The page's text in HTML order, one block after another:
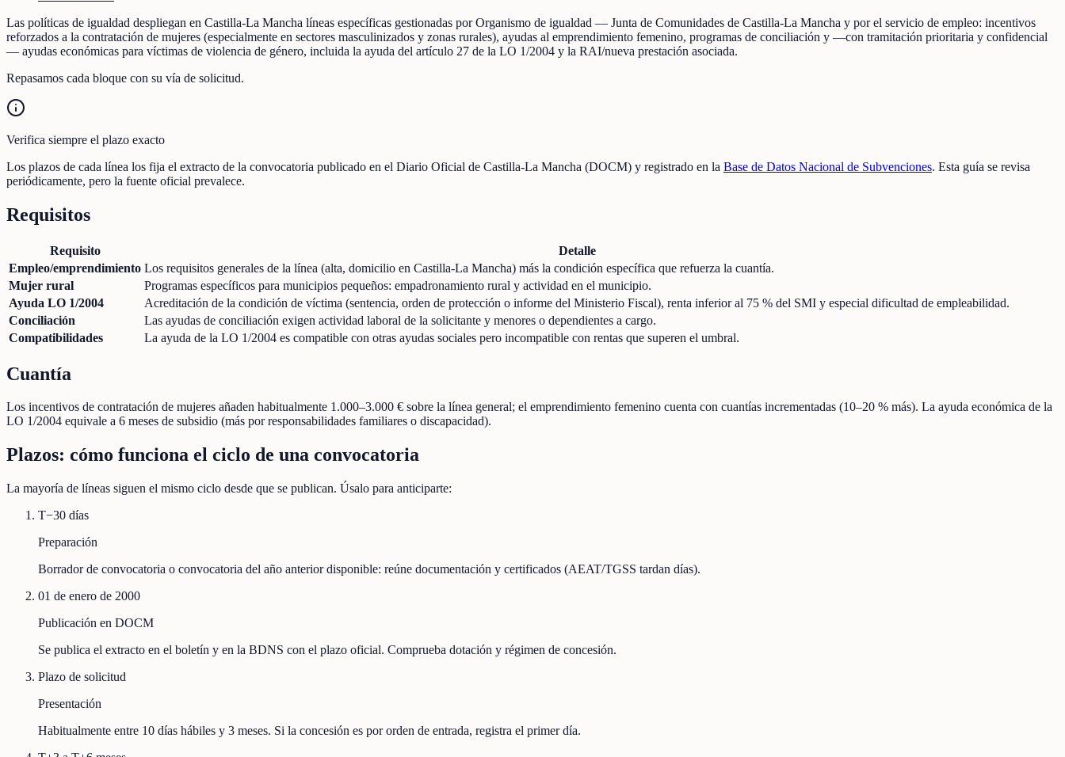
Las políticas de igualdad despliegan en Castilla-La Mancha líneas específicas gestionadas por Organismo de igualdad — Junta de Comunidades de Castilla-La Mancha y por el servicio de empleo: incentivos
reforzados a la contratación de mujeres (especialmente en sectores masculinizados y zonas rurales), ayudas al emprendimiento femenino, programas de conciliación y —con tramitación prioritaria y confidencial
— ayudas económicas para víctimas de violencia de género, incluida la ayuda del artículo 27 de la LO 1/2004 y la RAI/nueva prestación asociada.
Repasamos cada bloque con su vía de solicitud.
Verifica siempre el plazo exacto
Los plazos de cada línea los fija el extracto de la convocatoria publicado en el Diario Oficial de Castilla-La Mancha (DOCM) y registrado en la Base de Datos Nacional de Subvenciones. Esta guía se revisa
periódicamente, pero la fuente oficial prevalece.
Requisitos
Requisito
Detalle
Empleo/emprendimiento Los requisitos generales de la línea (alta, domicilio en Castilla-La Mancha) más la condición específica que refuerza la cuantía.
Mujer rural
Programas específicos para municipios pequeños: empadronamiento rural y actividad en el municipio.
Ayuda LO 1/2004
Acreditación de la condición de víctima (sentencia, orden de protección o informe del Ministerio Fiscal), renta inferior al 75 % del SMI y especial dificultad de empleabilidad.
Conciliación
Las ayudas de conciliación exigen actividad laboral de la solicitante y menores o dependientes a cargo.
Compatibilidades
La ayuda de la LO 1/2004 es compatible con otras ayudas sociales pero incompatible con rentas que superen el umbral.
Cuantía
Los incentivos de contratación de mujeres añaden habitualmente 1.000–3.000 € sobre la línea general; el emprendimiento femenino cuenta con cuantías incrementadas (10–20 % más). La ayuda económica de la
LO 1/2004 equivale a 6 meses de subsidio (más por responsabilidades familiares o discapacidad).
Plazos: cómo funciona el ciclo de una convocatoria
La mayoría de líneas siguen el mismo ciclo desde que se publican. Úsalo para anticiparte:
T−30 días
Preparación
Borrador de convocatoria o convocatoria del año anterior disponible: reúne documentación y certificados (AEAT/TGSS tardan días).
01 de enero de 2000
Publicación en DOCM
Se publica el extracto en el boletín y en la BDNS con el plazo oficial. Comprueba dotación y régimen de concesión.
Plazo de solicitud
Presentación
Habitualmente entre 10 días hábiles y 3 meses. Si la concesión es por orden de entrada, registra el primer día.